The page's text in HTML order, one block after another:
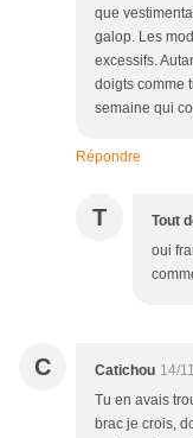
que
galop. Les
excessifs.
doigts comme
semaine qui
Répondre
T Tout
oui
C Catichou 14/
Tu en avais
brac je crois,